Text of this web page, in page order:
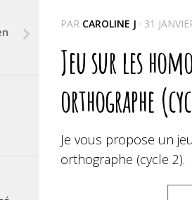
PAR CAROLINE J · 31
Jeu sur les
orthographe
Je vous propose un
orthographe (cycle 2).